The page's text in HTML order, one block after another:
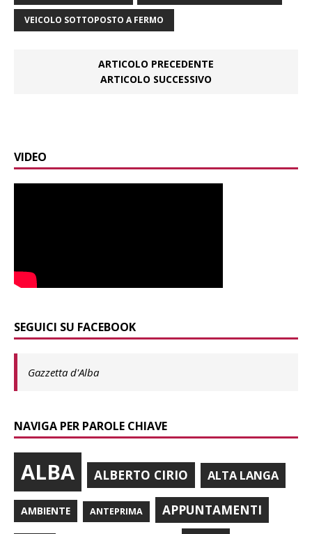
VEICOLO SOTTOPOSTO A FERMO
ARTICOLO PRECEDENTE
ARTICOLO SUCCESSIVO
VIDEO
SEGUICI SU FACEBOOK
Gazzetta d'Alba
NAVIGA PER PAROLE CHIAVE
ALBA ALBERTO CIRIO ALTA LANGA
AMBIENTE ANTEPRIMA APPUNTAMENTI